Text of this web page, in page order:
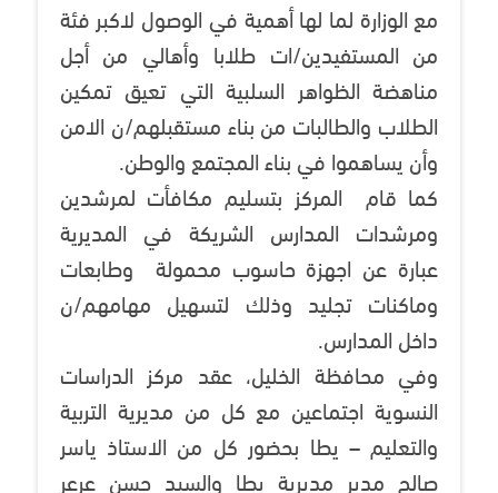
مع الوزارة لما لها أهمية في الوصول لاكبر فئة
من المستفيدين/ات طلابا وأهالي من أجل
مناهضة الظواهر السلبية التي تعيق تمكين
الطلاب والطالبات من بناء مستقبلهم/ن الامن
وأن يساهموا في بناء المجتمع والوطن.
كما قام المركز بتسليم مكافأت لمرشدين
ومرشدات المدارس الشريكة في المديرية
عبارة عن اجهزة حاسوب محمولة وطابعات
وماكنات تجليد وذلك لتسهيل مهامهم/ن
داخل المدارس.
وفي محافظة الخليل، عقد مركز الدراسات
النسوية اجتماعين مع كل من مديرية التربية
والتعليم – يطا بحضور كل من الاستاذ ياسر
صالح مدير مديرية يطا والسيد حسن عرعر